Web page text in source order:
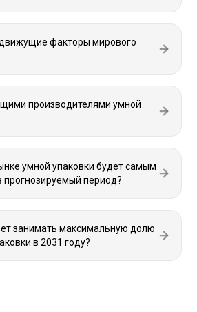
факторы мирового
производителями умной
умной упаковки будет самым
период?
занимать максимальную долю
в 2031 году?